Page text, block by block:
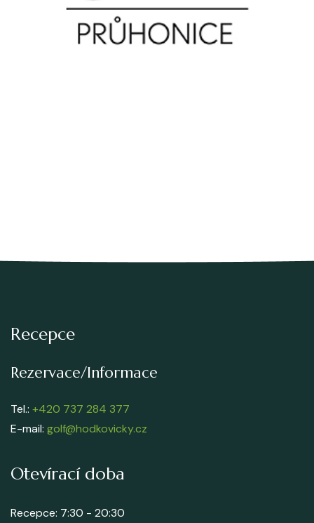
Recepce
Rezervace/Informace
Tel.: +420 737 284 377
E-mail: golf@hodkovicky.cz
Otevírací doba
Recepce: 7:30 - 20:30